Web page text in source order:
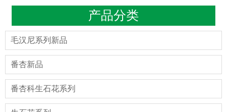
产品分类
毛汉尼系列新品
番杏新品
番杏科生石花系列